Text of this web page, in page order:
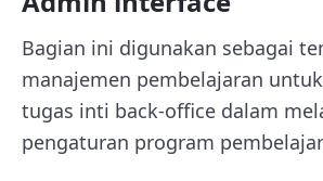
Bagian ini digunakan sebagai
manajemen pembelajaran
tugas inti back-office dalam
pengaturan program